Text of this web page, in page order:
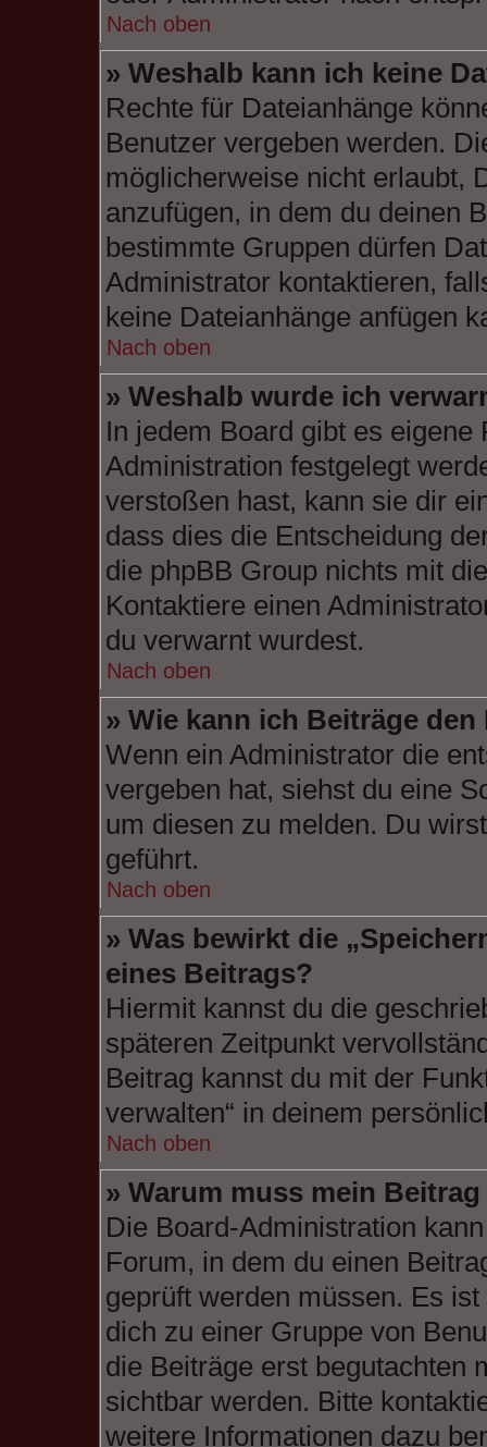
Nach oben
» Weshalb kann ich keine
Rechte für Dateianhänge
Benutzer vergeben werden.
möglicherweise nicht erlaubt,
anzufügen, in dem du deinen
bestimmte Gruppen dürfen
Administrator kontaktieren,
keine Dateianhänge anfügen
Nach oben
» Weshalb wurde ich
In jedem Board gibt es
Administration festgelegt
verstoßen hast, kann sie dir
dass dies die Entscheidung
die phpBB Group nichts mit
Kontaktiere einen
du verwarnt wurdest.
Nach oben
» Wie kann ich Beiträge
Wenn ein Administrator die
vergeben hat, siehst du eine
um diesen zu melden. Du
geführt.
Nach oben
» Was bewirkt die
eines Beitrags?
Hiermit kannst du die
späteren Zeitpunkt
Beitrag kannst du mit der
verwalten“ in deinem
Nach oben
» Warum muss mein
Die Board-Administration
Forum, in dem du einen
geprüft werden müssen. Es
dich zu einer Gruppe von
die Beiträge erst begutachten
sichtbar werden. Bitte
weitere Informationen dazu